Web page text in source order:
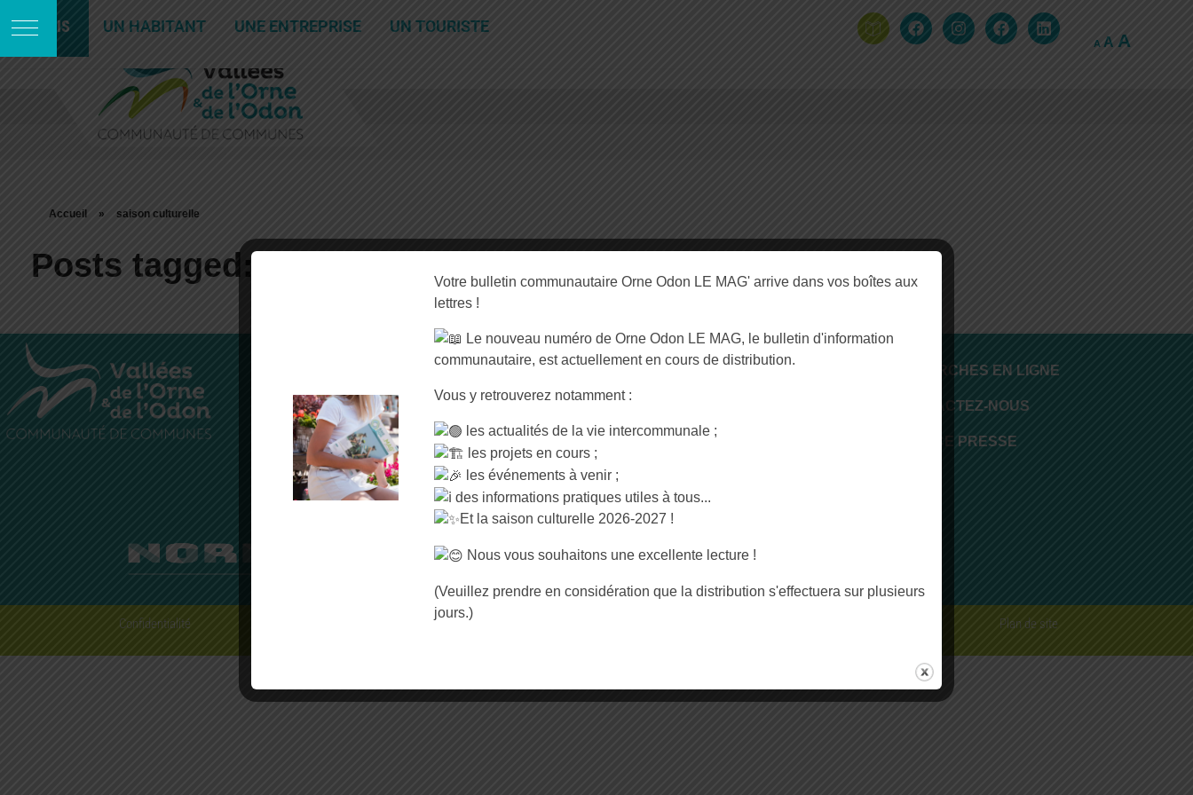
JE SUIS UN HABITANT UNE ENTREPRISE UN TOURISTE
A A A
Accueil » saison culturelle
Posts tagged: saison culturelle
Vallées de l’Orne et de l’Odon
4 rue du Colonel Arnaud Beltrame
14210 Évrecy
Normandie
Téléphone : 02 31 73 11 98
> de 9h à 12h30 et de 14h00 à 17h30
Suivez-nous sur Facebook
DÉMARCHES EN LIGNE
CONTACTEZ-NOUS
ESPACE PRESSE
Confidentialité Mentions Légales Plan de site
Votre bulletin communautaire Orne Odon LE MAG' arrive dans vos boîtes aux
lettres !
Le nouveau numéro de Orne Odon LE MAG, le bulletin d'information
communautaire, est actuellement en cours de distribution.
Vous y retrouverez notamment :
les actualités de la vie intercommunale ;
les projets en cours ;
les événements à venir ;
des informations pratiques utiles à tous...
Et la saison culturelle 2026-2027 !
Nous vous souhaitons une excellente lecture !
(Veuillez prendre en considération que la distribution s'effectuera sur plusieurs
jours.)